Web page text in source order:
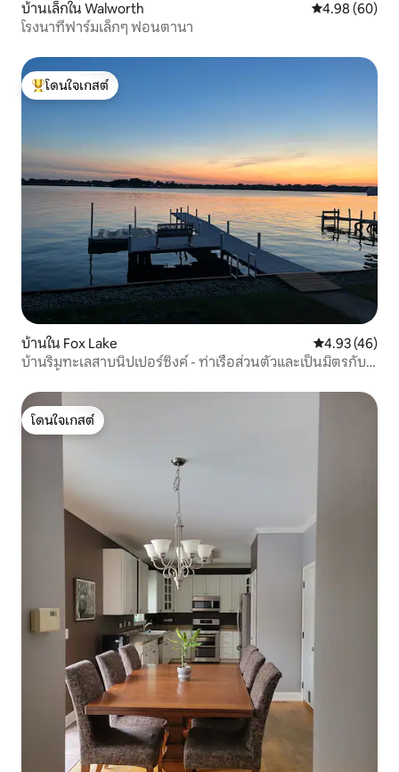
บ้านเล็กใน Walworth คะแนนเฉลี่ย
4.98 (60)
โรงนาที่ฟาร์มเล็กๆ ฟอนตานา
โดนใจเกสต์ที่สุด
โดนใจเกสต์
บ้านใน Fox Lake คะแนนเฉลี่ย
4.93 (46)
บ้านริมทะเลสาบนิปเปอร์ซิงค์ - ท่าเรือส่วนตัวและเป็นมิตรกับ
โดนใจเกสต์
โดนใจเกสต์